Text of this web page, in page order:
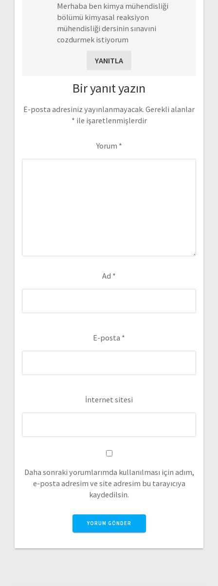
Merhaba ben kimya mühendisliği
bölümü kimyasal reaksiyon
mühendisliği dersinin sınavıni
cozdurmek istiyorum
YANITLA
Bir yanıt yazın
E-posta adresiniz yayınlanmayacak. Gerekli alanlar
* ile işaretlenmişlerdir
Yorum *
Ad *
E-posta *
İnternet sitesi
Daha sonraki yorumlarımda kullanılması için adım,
e-posta adresim ve site adresim bu tarayıcıya
kaydedilsin.